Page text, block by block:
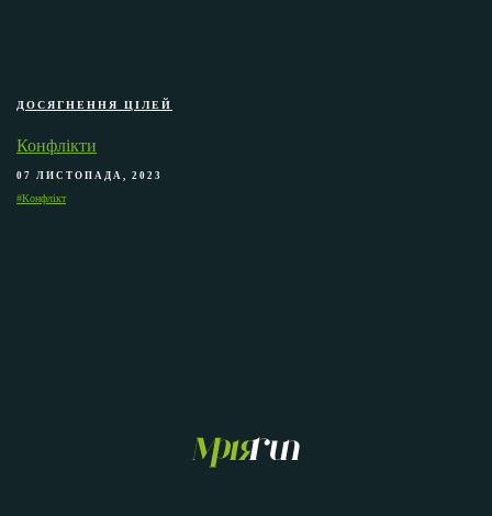
ДОСЯГНЕННЯ ЦІЛЕЙ
Конфлікти
07 ЛИСТОПАДА, 2023
#Конфлікт